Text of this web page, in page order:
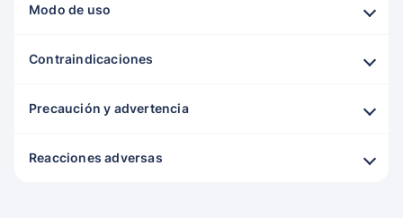
Modo de uso
Contraindicaciones
Precaución y advertencia
Reacciones adversas